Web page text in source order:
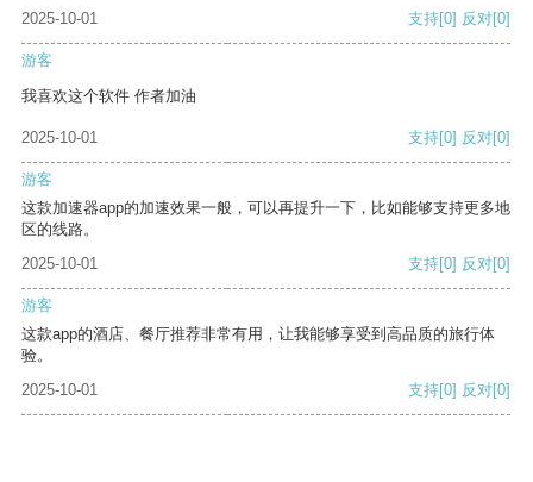
2025-10-01
支持[0] 反对[0]
游客
我喜欢这个软件 作者加油
2025-10-01 支持[0] 反对[0]
游客
这款加速器app的加速效果一般，可以再提升一下，比如能够支持更多地
区的线路。
2025-10-01
支持[0] 反对[0]
游客
这款app的酒店、餐厅推荐非常有用，让我能够享受到高品质的旅行体
验。
2025-10-01
支持[0] 反对[0]